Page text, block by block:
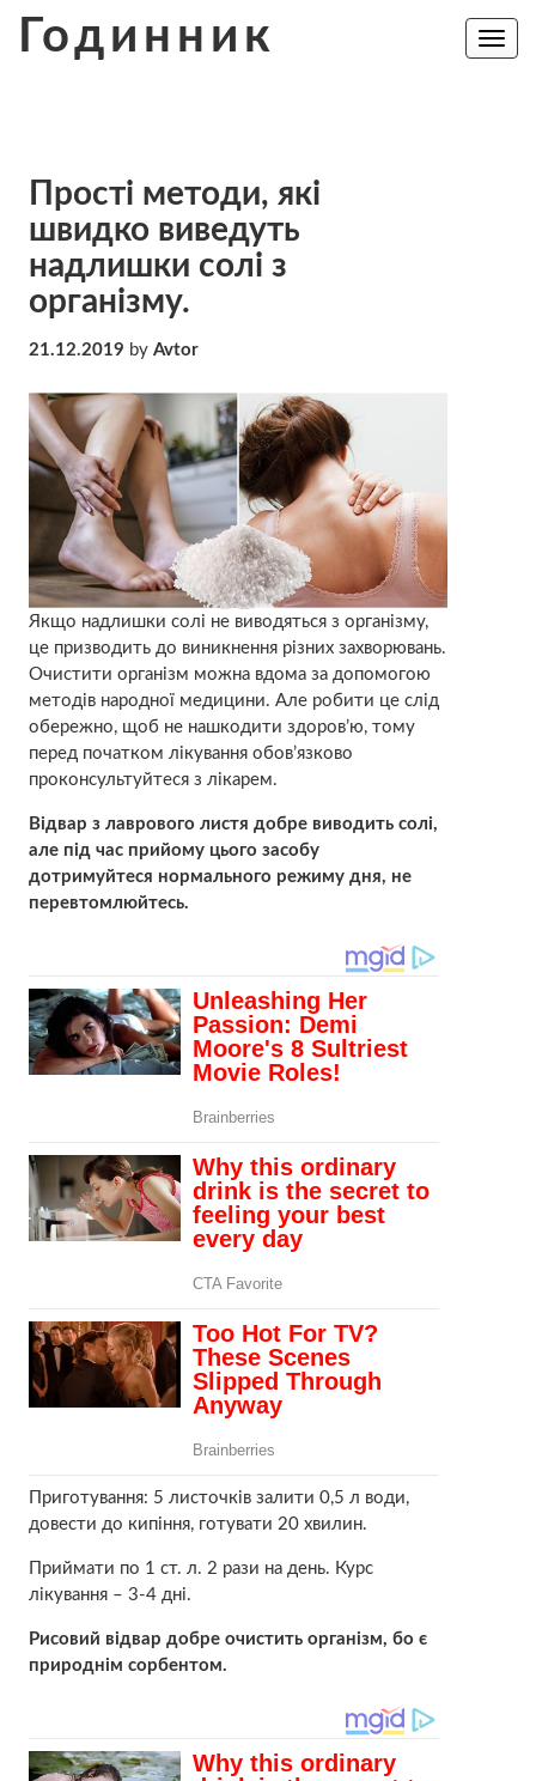
Годинник
Toggle
Прості методи, які
швидко виведуть
надлишки солі з
організму.
21.12.2019 by Avtor
Якщо надлишки солі не виводяться з організму,
це призводить до виникнення різних захворювань.
Очистити організм можна вдома за допомогою
методів народної медицини. Але робити це слід
обережно, щоб не нашкодити здоров’ю, тому
перед початком лікування обов’язково
проконсультуйтеся з лікарем.
Відвар з лаврового листя добре виводить солі,
але під час прийому цього засобу
дотримуйтеся нормального режиму дня, не
перевтомлюйтесь.
Приготування: 5 листочків залити 0,5 л води,
довести до кипіння, готувати 20 хвилин.
Приймати по 1 ст. л. 2 рази на день. Курс
лікування – 3-4 дні.
Рисовий відвар добре очистить організм, бо є
природнім сорбентом.